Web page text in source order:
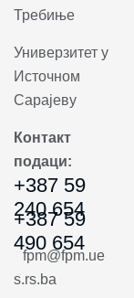
Требиње
Универзитет у
Источном
Сарајеву
Контакт
подаци:
+387 59
240 654
+387 59
490 654
fpm@fpm.ue
s.rs.ba